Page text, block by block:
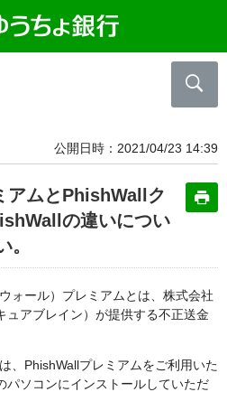
公開日時 2021/04/23 14:39
アムとPhishWallク
の違いについ
。
ォール）プレミアムとは、株式会社
ュアブレイン）が提供する不正送金
、PhishWallプレミアムをご利用いた
パソコンにインストールしていただ